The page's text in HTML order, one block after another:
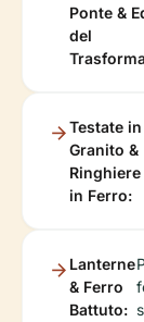
Ponte &
del
Testate in
Granito &
Ringhiere
in Ferro:
Lanterne
& Ferro
Battuto: